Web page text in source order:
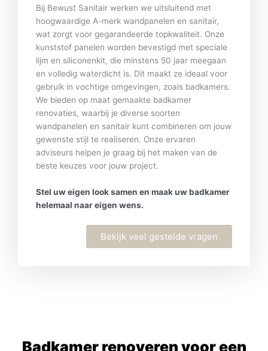
Bij Bewust Sanitair werken we uitsluitend met
hoogwaardige A-merk wandpanelen en sanitair,
wat zorgt voor gegarandeerde topkwaliteit. Onze
kunststof panelen worden bevestigd met speciale
lijm en siliconenkit, die minstens 50 jaar meegaan
en volledig waterdicht is. Dit maakt ze ideaal voor
gebruik in vochtige omgevingen, zoals badkamers.
We bieden op maat gemaakte badkamer
renovaties, waarbij je diverse soorten
wandpanelen en sanitair kunt combineren om jouw
gewenste stijl te realiseren. Onze ervaren
adviseurs helpen je graag bij het maken van de
beste keuzes voor jouw project.
Stel uw eigen look samen en maak uw badkamer
helemaal naar eigen wens.
Bekijk veel gestelde vragen
Badkamer renoveren voor een